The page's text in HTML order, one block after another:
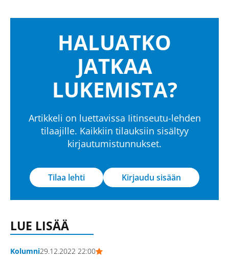
HALUATKO
JATKAA
LUKEMISTA?
Artikkeli on luettavissa Iitinseutu-lehden
tilaajille. Kaikkiin tilauksiin sisältyy
kirjautumistunnukset.
Tilaa lehti Kirjaudu sisään
LUE LISÄÄ
Kolumni29.12.2022 22:00